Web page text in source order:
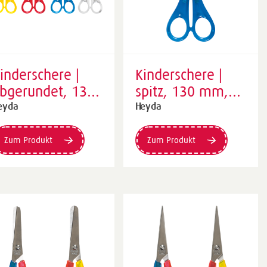
|
130
sortiert,
gelb, rot,
Zum Produkt
Kinderschere |
spitz, 130 mm,
sortiert
Heyda
Zum Produkt